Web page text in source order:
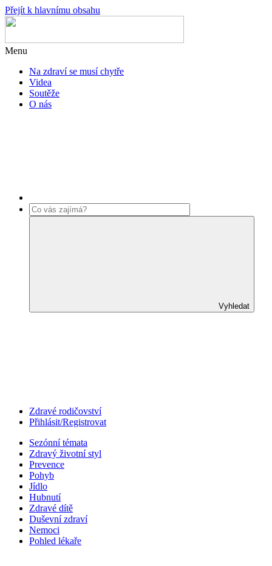
Přejít k hlavnímu obsahu
Menu
Na zdraví se musí chytře
Videa
Soutěže
O nás
Vyhledat
Zdravé rodičovství
Přihlásit/Registrovat
Sezónní témata
Zdravý životní styl
Prevence
Pohyb
Jídlo
Hubnutí
Zdravé dítě
Duševní zdraví
Nemoci
Pohled lékaře